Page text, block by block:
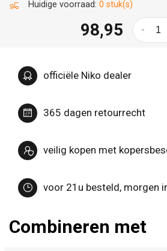
Huidige voorraad: 0 stuk(s)
98,95 -
officiële Niko dealer
365 dagen retourrecht
veilig kopen met
voor 21u besteld, morgen
Combineren met